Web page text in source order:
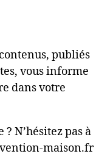
publiés
vous informe
dans votre
N’hésitez pas à
maison.fr